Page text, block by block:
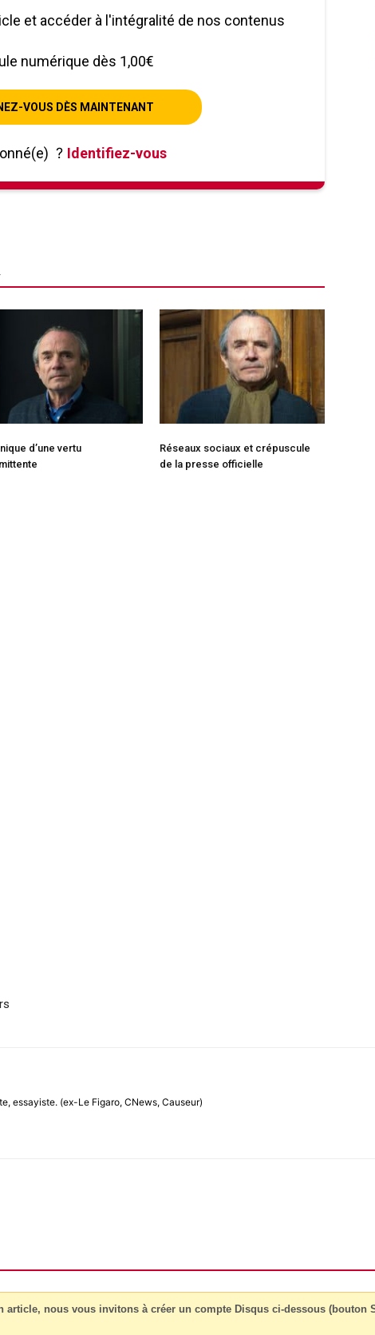
et accéder à l'intégralité de nos contenus
numérique dès 1,00€
VOUS DÈS MAINTENANT
? Identifiez-vous
d’une vertu
Réseaux sociaux et crépuscule
de la presse officielle
essayiste. (ex-Le Figaro, CNews, Causeur)
article, nous vous invitons à créer un compte Disqus ci-dessous (bouton